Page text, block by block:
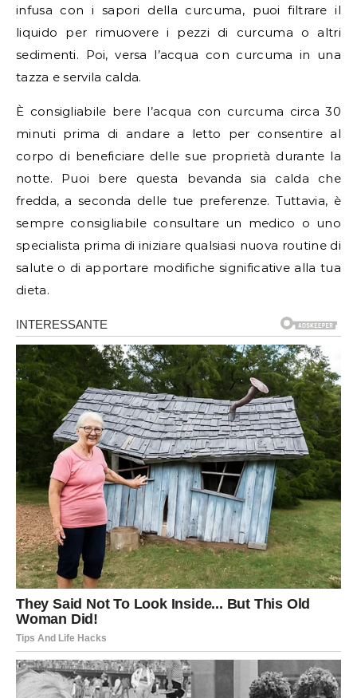
infusa con i sapori della curcuma, puoi filtrare il
liquido per rimuovere i pezzi di curcuma o altri
sedimenti. Poi, versa l’acqua con curcuma in una
tazza e servila calda.
È consigliabile bere l’acqua con curcuma circa 30
minuti prima di andare a letto per consentire al
corpo di beneficiare delle sue proprietà durante la
notte. Puoi bere questa bevanda sia calda che
fredda, a seconda delle tue preferenze. Tuttavia, è
sempre consigliabile consultare un medico o uno
specialista prima di iniziare qualsiasi nuova routine di
salute o di apportare modifiche significative alla tua
dieta.